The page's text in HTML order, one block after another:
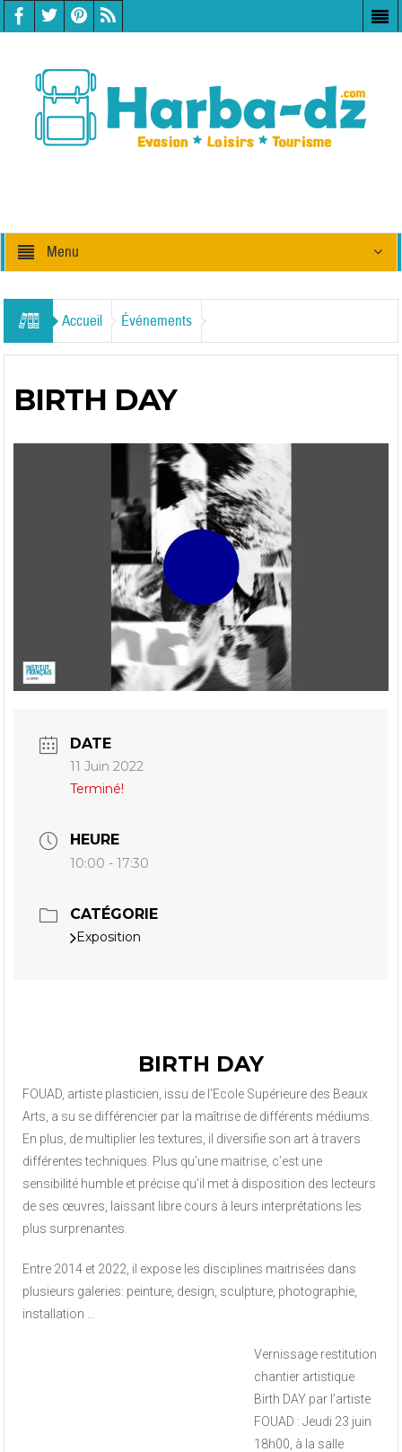
Menu
Accueil Événements
BIRTH DAY
DATE
11 Juin 2022
Terminé!
HEURE
10:00 - 17:30
CATÉGORIE
Exposition
BIRTH DAY
FOUAD, artiste plasticien, issu de l’Ecole Supérieure des Beaux
Arts, a su se différencier par la maîtrise de différents médiums.
En plus, de multiplier les textures, il diversifie son art à travers
différentes techniques. Plus qu’une maitrise, c’est une
sensibilité humble et précise qu’il met à disposition des lecteurs
de ses œuvres, laissant libre cours à leurs interprétations les
plus surprenantes.
Entre 2014 et 2022, il expose les disciplines maitrisées dans
plusieurs galeries: peinture, design, sculpture, photographie,
installation …
Vernissage restitution
chantier artistique
Birth DAY par l’artiste
FOUAD : Jeudi 23 juin
18h00, à la salle